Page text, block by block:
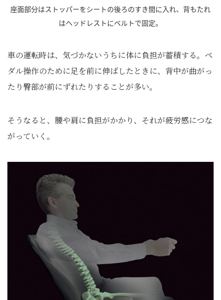
座面部分はストッパーをシートの後ろのすき間に入れ、背もたれ
はヘッドレストにベルトで固定。
車の運転時は、気づかないうちに体に負担が蓄積する。ペ
ダル操作のために足を前に伸ばしたときに、背中が曲がっ
たり臀部が前にずれたりすることが多い。
そうなると、腰や肩に負担がかかり、それが疲労感につな
がっていく。